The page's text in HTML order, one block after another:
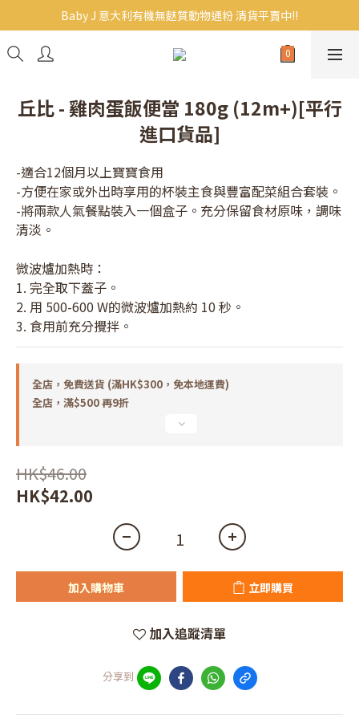
Baby J 意大利有機無麩質動物通粉 清貨平賣中!!
Baby J 意大利有機無麩質動物通粉 清貨平賣中!!
BB主食/幼兒食品現貨｜滿$300免運｜滿$500再9折
Baby J 意大利有機無麩質動物通粉 清貨平賣中!!
丘比 - 雞肉蛋飯便當 180g (12m+)[平行
進口貨品]
-適合12個月以上寶寶食用
-方便在家或外出時享用的杯裝主食與豐富配菜組合套裝。
-將兩款人氣餐點裝入一個盒子。充分保留食材原味，調味
清淡。
微波爐加熱時：
1. 完全取下蓋子。
2. 用 500-600 W的微波爐加熱約 10 秒。
3. 食用前充分攪拌。
全店，免費送貨 (滿HK$300，免本地運費)
全店，滿$500 再9折
HK$46.00
HK$42.00
加入購物車 立即購買
加入追蹤清單
分享到